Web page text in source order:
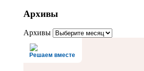
Архивы
Архивы
Решаем вместе